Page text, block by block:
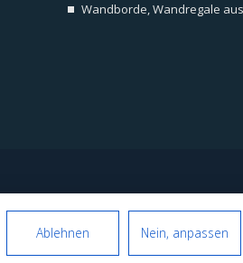
Wandborde, Wandregale
Ablehnen Nein, anpassen